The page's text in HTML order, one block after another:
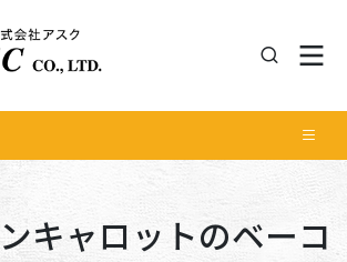
キャロットのベーコ